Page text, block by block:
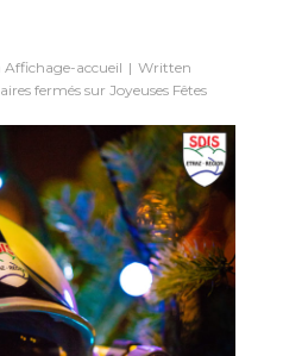
Affichage-accueil
Written
fermés sur Joyeuses Fêtes